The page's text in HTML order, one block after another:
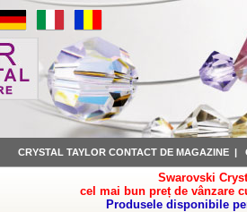
CRYSTAL TAYLOR CONTACT DE MAGAZINE |
Swarovski
cel mai bun preț de vânzare
Produsele disponibile